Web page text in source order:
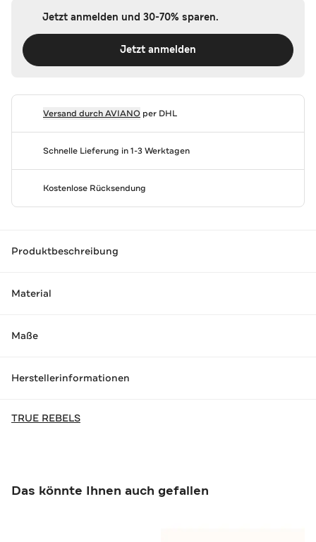
Jetzt anmelden und 30-70% sparen.
Jetzt anmelden
Versand durchAVIANOper DHL
Schnelle Lieferung in 1-3 Werktagen
Kostenlose Rücksendung
Produktbeschreibung
Material
Maße
Herstellerinformationen
TRUE REBELS
Das könnte Ihnen auch gefallen